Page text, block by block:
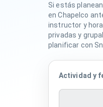
Si estás
en Chapelco
instructor y
privadas y
planificar con
Actividad y